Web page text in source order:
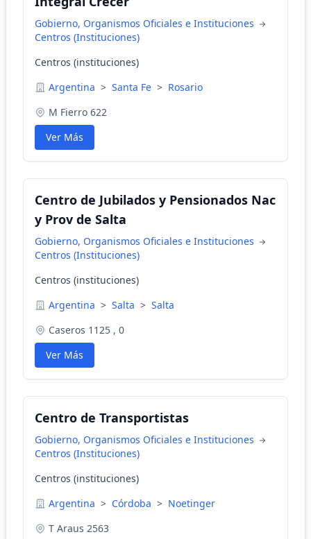
Gobierno, Organismos Oficiales e Instituciones
Centros (Instituciones)
Centros (instituciones)
Argentina > Santa Fe > Rosario
M Fierro 622
Ver Más
Centro de Jubilados y Pensionados Nac
y Prov de Salta
Gobierno, Organismos Oficiales e Instituciones
Centros (Instituciones)
Centros (instituciones)
Argentina > Salta > Salta
Caseros 1125 , 0
Ver Más
Centro de Transportistas
Gobierno, Organismos Oficiales e Instituciones
Centros (Instituciones)
Centros (instituciones)
Argentina > Córdoba > Noetinger
T Araus 2563